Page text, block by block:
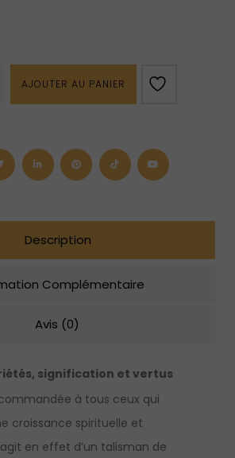
AJOUTER AU PANIER
Description
Complémentaire
Avis (0)
signification et vertus
à tous ceux qui
croissance spirituelle et
en effet d’un talisman de